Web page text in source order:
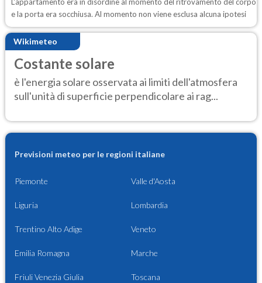
e la porta era socchiusa. Al momento non viene esclusa alcuna ipotesi
Wikimeteo
Costante solare
è l'energia solare osservata ai limiti dell'atmosfera
sull'unità di superficie perpendicolare ai rag...
Previsioni meteo per le regioni italiane
Piemonte Valle d'Aosta
Liguria Lombardia
Trentino Alto Adige Veneto
Emilia Romagna Marche
Friuli Venezia Giulia Toscana